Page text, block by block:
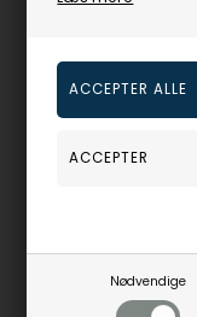
Nødvendige